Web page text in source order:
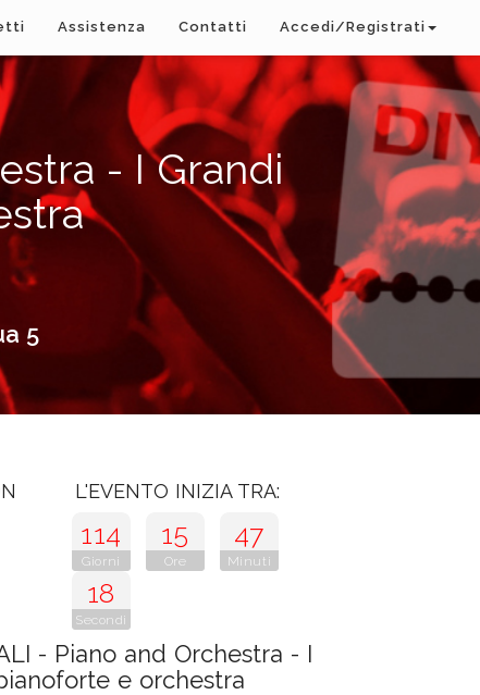
Assistenza Contatti Accedi/Registrati
- I Grandi
5
L'EVENTO INIZIA TRA:
114
Giorni
15
Ore
47
Minuti
17
Secondi
- Piano and Orchestra - I
e orchestra